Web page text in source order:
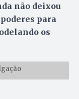
não deixou
para
os